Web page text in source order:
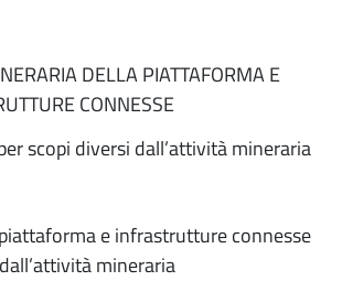
DELLA PIATTAFORMA E
CONNESSE
scopi diversi dall’attività mineraria
e infrastrutture connesse
mineraria